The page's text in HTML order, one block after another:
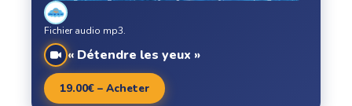
« Détendre les yeux »
Fichier audio mp3.
19.00€ – Acheter